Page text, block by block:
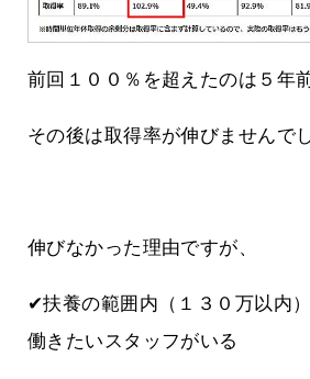
前回１００％を超えたのは５年前
その後は取得率が伸びませんでし
伸びなかった理由ですが、
✔扶養の範囲内（１３０万以内
働きたいスタッフがいる